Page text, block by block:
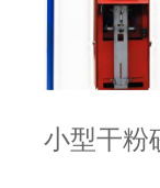
小型干粉